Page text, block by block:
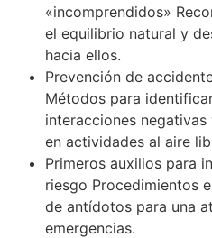
«incomprendidos»
el equilibrio natural y
hacia ellos.
Prevención de
Métodos para
interacciones
en actividades al aire
Primeros auxilios para
riesgo Procedimientos
de antídotos para una
emergencias.